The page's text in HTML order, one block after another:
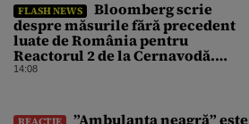
FLASH NEWS
Bloomberg scrie
despre măsurile fără precedent
luate de România pentru
Reactorul 2 de la Cernavodă.
Operațiunea a mai câștigat nouă
14:08
”Ambulanța neagră” este